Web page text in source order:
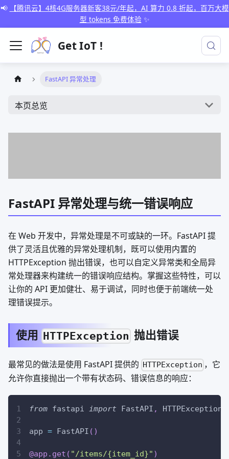
📢
【腾讯云】4核4G服务器新客38元/年起，AI 算力 0.8 折起，百万大模
型 tokens 免费体验 ✨
Get IoT !
FastAPI 异常处理
本页总览
FastAPI 异常处理与统一错误响应
在 Web 开发中，异常处理是不可或缺的一环。FastAPI 提
供了灵活且优雅的异常处理机制，既可以使用内置的
HTTPException 抛出错误，也可以自定义异常类和全局异
常处理器来构建统一的错误响应结构。掌握这些特性，可以
让你的 API 更加健壮、易于调试，同时也便于前端统一处
理错误提示。
使用 HTTPException 抛出错误
最常见的做法是使用 FastAPI 提供的 HTTPException ，它
允许你直接抛出一个带有状态码、错误信息的响应：
from fastapi import FastAPI , HTTPException
app = FastAPI ( )
@app . get ( "/items/{item_id}" )